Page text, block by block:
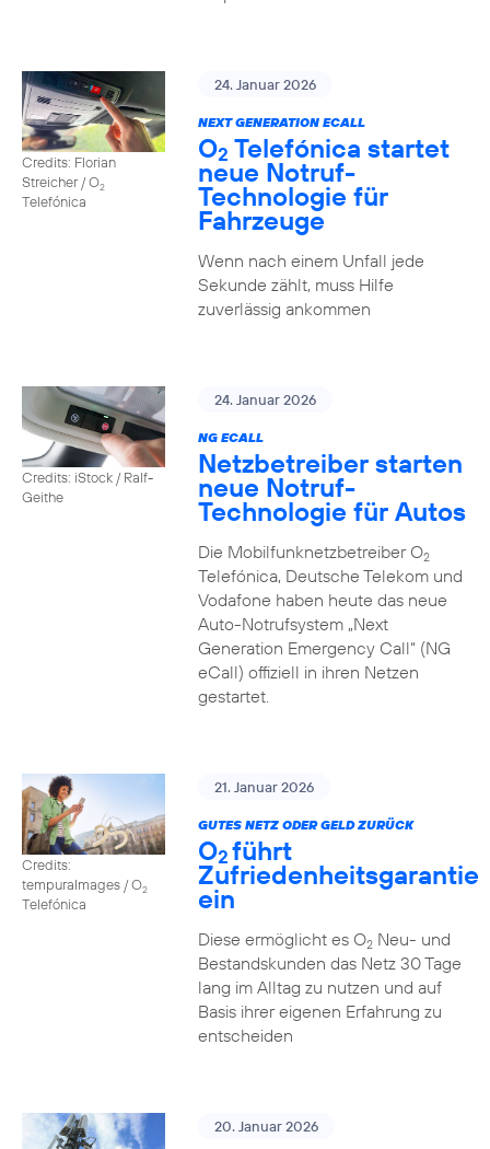
Credits: Florian
Streicher / O2
Telefónica
24. Januar 2026
NEXT GENERATION ECALL
O2 Telefónica startet
neue Notruf-
Technologie für
Fahrzeuge
Wenn nach einem Unfall jede
Sekunde zählt, muss Hilfe
zuverlässig ankommen
Credits: iStock / Ralf-
Geithe
24. Januar 2026
NG ECALL
Netzbetreiber starten
neue Notruf-
Technologie für Autos
Die Mobilfunknetzbetreiber O2
Telefónica, Deutsche Telekom und
Vodafone haben heute das neue
Auto-Notrufsystem „Next
Generation Emergency Call“ (NG
eCall) offiziell in ihren Netzen
gestartet.
Credits:
tempuraImages / O2
Telefónica
21. Januar 2026
GUTES NETZ ODER GELD ZURÜCK
O2führt
Zufriedenheitsgarantie
ein
Diese ermöglicht es O2Neu- und
Bestandskunden das Netz 30 Tage
lang im Alltag zu nutzen und auf
Basis ihrer eigenen Erfahrung zu
entscheiden
20. Januar 2026